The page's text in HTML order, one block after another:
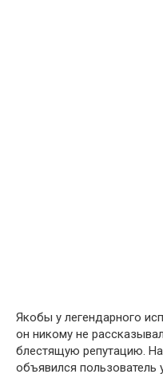
Якобы у легендарного
он никому не
блестящую репутацию.
объявился пользователь